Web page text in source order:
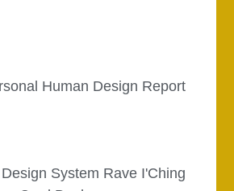
Human Design Report
System Rave I'Ching